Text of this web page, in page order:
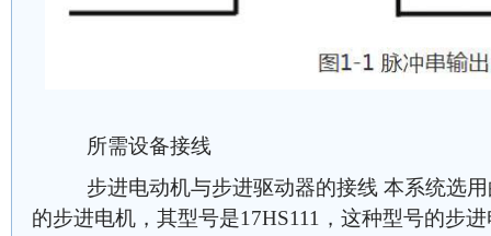
所需设备接线
步进电动机与步进驱动器的接线 本系统选用
的步进电机，其型号是17HS111，这种型号的步